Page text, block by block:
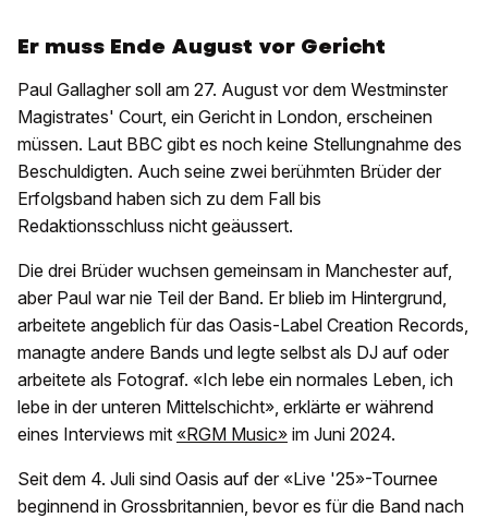
Er muss Ende August vor Gericht
Paul Gallagher soll am 27. August vor dem Westminster
Magistrates' Court, ein Gericht in London, erscheinen
müssen. Laut BBC gibt es noch keine Stellungnahme des
Beschuldigten. Auch seine zwei berühmten Brüder der
Erfolgsband haben sich zu dem Fall bis
Redaktionsschluss nicht geäussert.
Die drei Brüder wuchsen gemeinsam in Manchester auf,
aber Paul war nie Teil der Band. Er blieb im Hintergrund,
arbeitete angeblich für das Oasis-Label Creation Records,
managte andere Bands und legte selbst als DJ auf oder
arbeitete als Fotograf. «Ich lebe ein normales Leben, ich
lebe in der unteren Mittelschicht», erklärte er während
eines Interviews mit «RGM Music» im Juni 2024.
Seit dem 4. Juli sind Oasis auf der «Live '25»-Tournee
beginnend in Grossbritannien, bevor es für die Band nach